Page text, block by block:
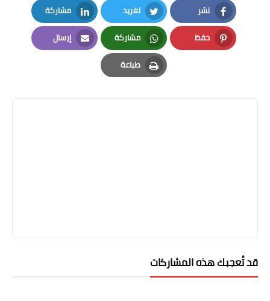
نشر
Facebook
تغريد
Twitter
مشاركة
LinkedIn
حفظ
Pinterest
مشاركة
Whatsapp
إرسال
Email
طباعة
Print
قد تُعجبك هذه المشاركات